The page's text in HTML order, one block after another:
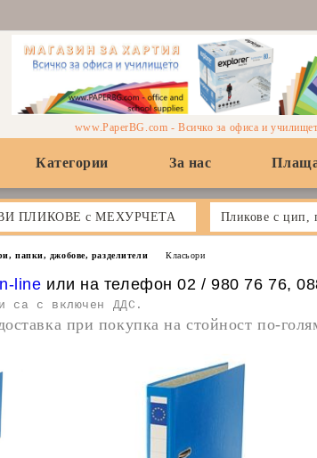
www.PaperBG.com - Всичко за офиса и
Категории За нас
ПЛИКОВЕ с МЕХУРЧЕТА Пликове с цип,
папки, джобове, разделители Класьори
line или на телефон 02 / 980 76 76,
са с включен ДДС.
при покупка на стойност по-